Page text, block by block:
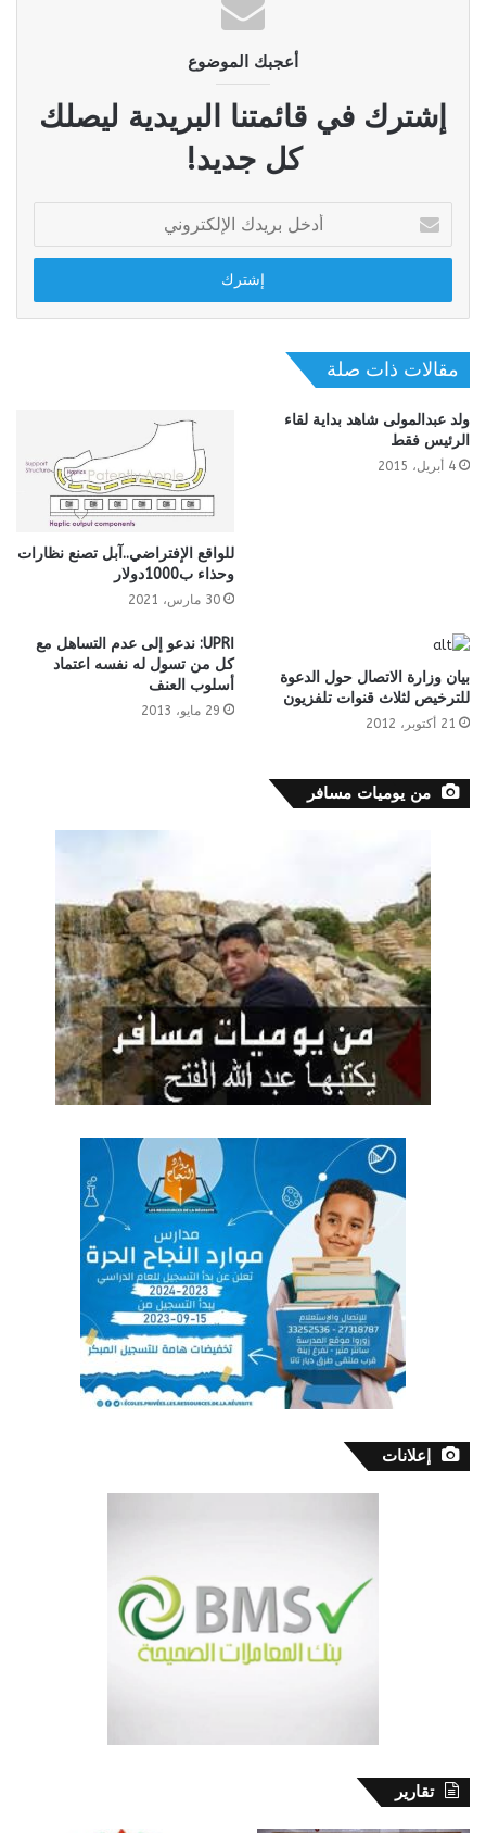
أعجبك الموضوع
إشترك في قائمتنا البريدية ليصلك
كل جديد!
بريدك
الإلكتروني
مقالات ذات صلة
ولد عبدالمولى شاهد بداية لقاء
الرئيس فقط
4 أبريل، 2015
للواقع الإفتراضي..آبل تصنع نظارات
وحذاء ب1000دولار
30 مارس، 2021
بيان وزارة الاتصال حول الدعوة
للترخيص لثلاث قنوات تلفزيون
21 أكتوبر، 2012
اUPR: ندعو إلى عدم التساهل مع
كل من تسول له نفسه اعتماد
أسلوب العنف
29 مايو، 2013
من يوميات مسافر
إعلانات
تقارير